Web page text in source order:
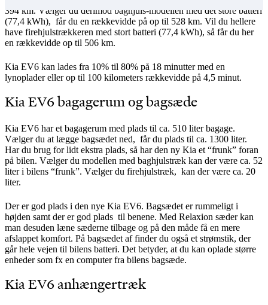
394 km. Vælger du derimod baghjuls-modellen med det store batteri
(77,4 kWh), får du en rækkevidde på op til 528 km. Vil du hellere
have firehjulstrækkeren med stort batteri (77,4 kWh), så får du her
en rækkevidde op til 506 km.
Kia EV6 kan lades fra 10% til 80% på 18 minutter med en
lynoplader eller op til 100 kilometers rækkevidde på 4,5 minut.
Kia EV6 bagagerum og bagsæde
Kia EV6 har et bagagerum med plads til ca. 510 liter bagage.
Vælger du at lægge bagsædet ned, får du plads til ca. 1300 liter.
Har du brug for lidt ekstra plads, så har den ny Kia et “frunk” foran
på bilen. Vælger du modellen med baghjulstræk kan der være ca. 52
liter i bilens “frunk”. Vælger du firehjulstræk, kan der være ca. 20
liter.
Der er god plads i den nye Kia EV6. Bagsædet er rummeligt i
højden samt der er god plads til benene. Med Relaxion sæder kan
man desuden læne sæderne tilbage og på den måde få en mere
afslappet komfort. På bagsædet af finder du også et strømstik, der
går hele vejen til bilens batteri. Det betyder, at du kan oplade større
enheder som fx en computer fra bilens bagsæde.
Kia EV6 anhængertræk